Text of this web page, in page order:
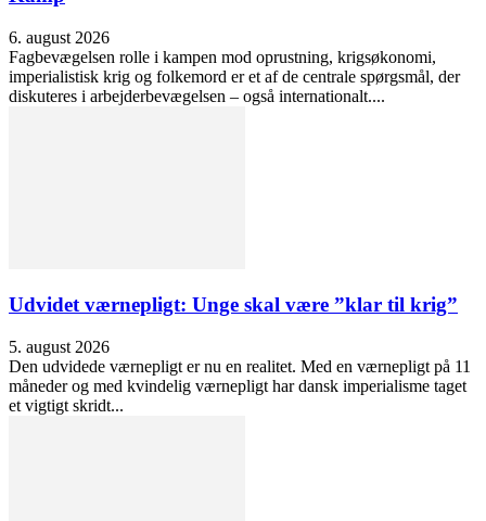
6. august 2026
Fagbevægelsen rolle i kampen mod oprustning, krigsøkonomi,
imperialistisk krig og folkemord er et af de centrale spørgsmål, der
diskuteres i arbejderbevægelsen – også internationalt....
Udvidet værnepligt: Unge skal være ”klar til krig”
5. august 2026
Den udvidede værnepligt er nu en realitet. Med en værnepligt på 11
måneder og med kvindelig værnepligt har dansk imperialisme taget
et vigtigt skridt...